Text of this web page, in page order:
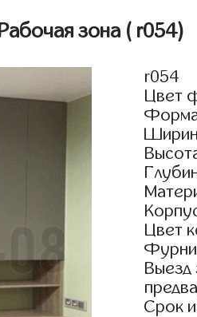
Рабочая зона ( r054)
r054
Цвет
Форма
Цвет
Выезд
Срок